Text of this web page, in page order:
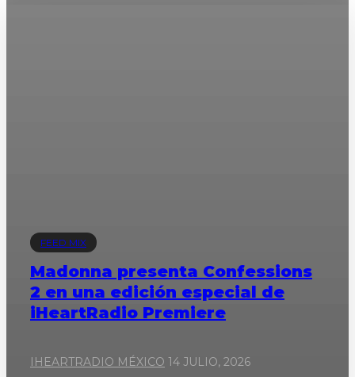
FEED MIX
Madonna presenta Confessions
2 en una edición especial de
iHeartRadio Premiere
IHEARTRADIO MÉXICO 14 JULIO, 2026